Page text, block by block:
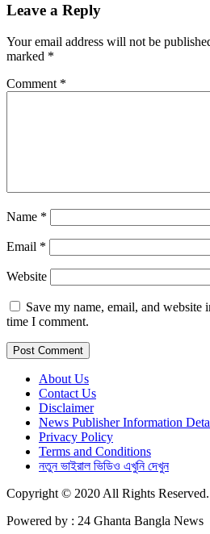
Leave a Reply
Your email address will not be
marked *
Comment *
Name *
Email *
Website
Save my name, email, and website
time I comment.
About Us
Contact Us
Disclaimer
News Publisher Information
Privacy Policy
Terms and Conditions
নতুন ভাইরাল ভিডিও এখুনি দেখুন
Copyright © 2020 All Rights Reserved.
Powered by : 24 Ghanta Bangla News